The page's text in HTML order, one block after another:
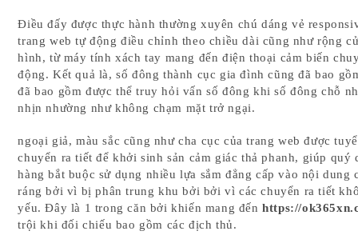
Điều đấy được thực hành thường xuyên chú dáng vẻ
trang web tự động điều chỉnh theo chiều dài cũng như rộng
hình, từ máy tính xách tay mang đến điện thoại cảm biến
động. Kết quả là, số đông thành cục gia đình cũng đã bao
đã bao gồm được thể truy hỏi vấn số đông khi số đông chỗ
nhịn nhường như không chạm mặt trở ngại.
ngoại giả, màu sắc cũng như cha cục của trang web được
chuyển ra tiết để khởi sinh sản cảm giác thả phanh, giúp quý
hàng bắt buộc sử dụng nhiều lựa sắm đẳng cấp vào nội dung
ráng bởi vì bị phân trung khu bởi bởi vì các chuyển ra tiết
yếu. Đây là 1 trong căn bởi khiến mang đếnhttps://
trội khi đối chiếu bao gồm các địch thủ.